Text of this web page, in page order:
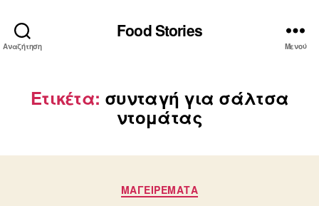
Αναζήτηση
Food Stories
Μενού
Ετικέτα: συνταγή για σάλτσα
ντομάτας
Κατηγορίες
ΜΑΓΕΙΡΕΜΑΤΑ